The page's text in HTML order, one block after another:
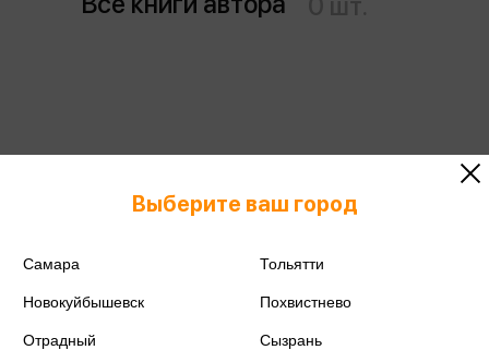
Подробнее о дисконтной карте
Выберите ваш город
Самара Тольятти
Новокуйбышевск Похвистнево
Отрадный Сызрань